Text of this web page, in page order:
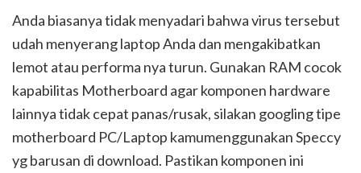
Anda biasanya tidak menyadari bahwa virus tersebut
udah menyerang laptop Anda dan mengakibatkan
lemot atau performa nya turun. Gunakan RAM cocok
kapabilitas Motherboard agar komponen hardware
lainnya tidak cepat panas/rusak, silakan googling tipe
motherboard PC/Laptop kamumenggunakan Speccy
yg barusan di download. Pastikan komponen ini